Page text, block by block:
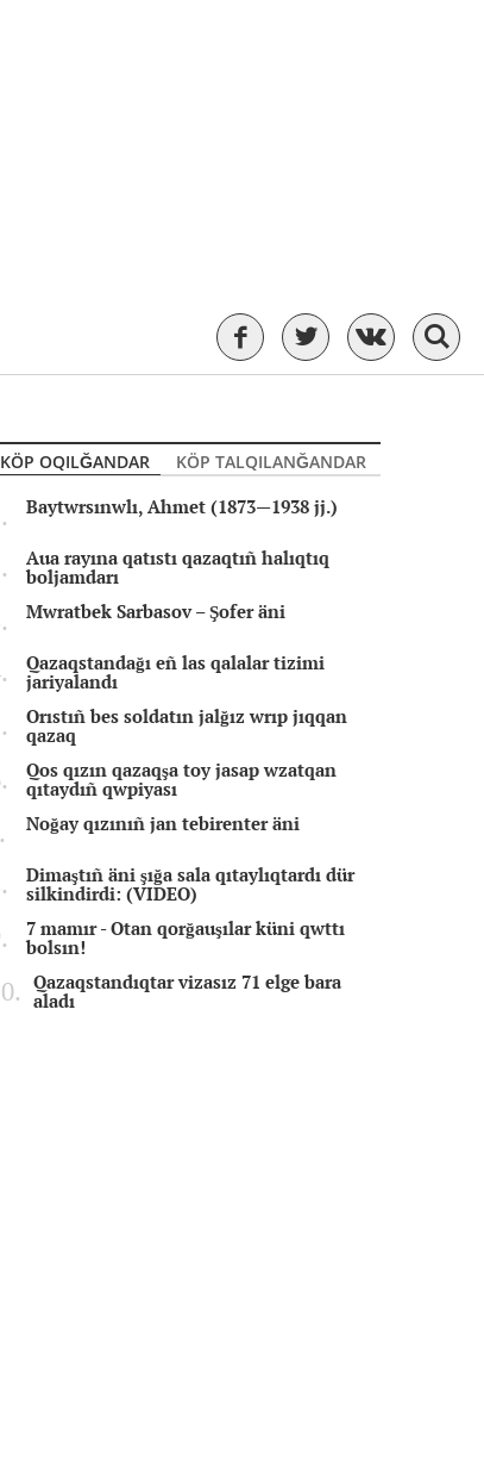
KÖP OQILĞANDAR
KÖP TALQILANĞANDAR
Baytwrsınwlı, Ahmet (1873—1938 jj.)
Aua rayına qatıstı qazaqtıñ halıqtıq
boljamdarı
Mwratbek Sarbasov – Şofer äni
Qazaqstandağı eñ las qalalar tizimi
jariyalandı
Orıstıñ bes soldatın jalğız wrıp jıqqan
qazaq
Qos qızın qazaqşa toy jasap wzatqan
qıtaydıñ qwpiyası
Noğay qızınıñ jan tebirenter äni
Dimaştıñ äni şığa sala qıtaylıqtardı dür
silkindirdi: (VIDEO)
7 mamır - Otan qorğauşılar küni qwttı
bolsın!
Qazaqstandıqtar vizasız 71 elge bara
aladı